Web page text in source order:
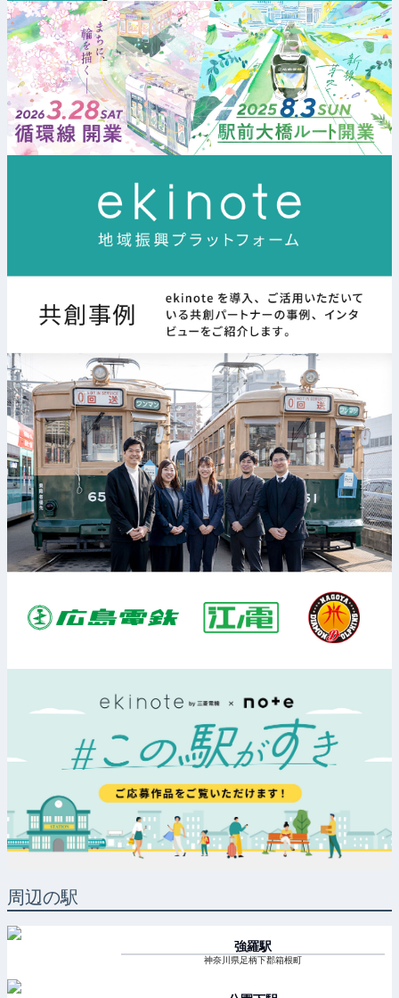
周辺の駅
強羅駅
神奈川県足柄下郡箱根町